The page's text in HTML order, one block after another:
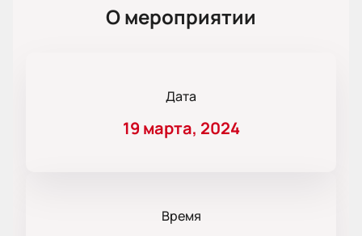
О мероприятии
Дата
19 марта, 2024
Время